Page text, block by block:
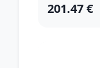
201.47 €